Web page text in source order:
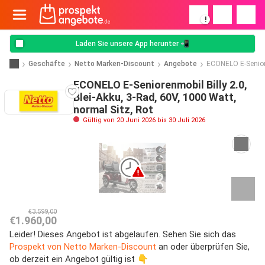
!
Laden Sie unsere App herunter 📲
Geschäfte Netto Marken-Discount Angebote ECONELO E-
ECONELO E-Seniorenmobil Billy 2.0,
Blei-Akku, 3-Rad, 60V, 1000 Watt,
normal Sitz, Rot
Gültig von 20 Juni 2026 bis 30 Juli 2026
€3.599,00
€1.960,00
Leider! Dieses Angebot ist abgelaufen. Sehen Sie sich das
Prospekt von Netto Marken-Discount an oder überprüfen Sie,
ob derzeit ein Angebot gültig ist 👇